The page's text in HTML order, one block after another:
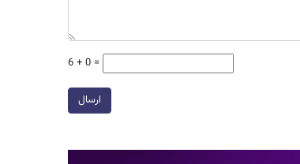
6 + 0 =
ارسال